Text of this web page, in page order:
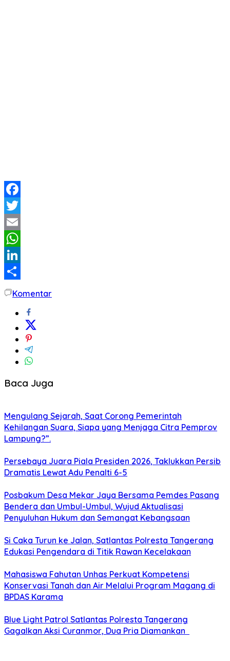
Facebook
Twitter
Email
WhatsApp
LinkedIn
ShareKomentar
Baca Juga
Mengulang Sejarah, Saat Corong Pemerintah
Kehilangan Suara, Siapa yang Menjaga Citra Pemprov
Lampung?”.
Persebaya Juara Piala Presiden 2026, Taklukkan Persib
Dramatis Lewat Adu Penalti 6-5
Posbakum Desa Mekar Jaya Bersama Pemdes Pasang
Bendera dan Umbul-Umbul, Wujud Aktualisasi
Penyuluhan Hukum dan Semangat Kebangsaan
Si Caka Turun ke Jalan, Satlantas Polresta Tangerang
Edukasi Pengendara di Titik Rawan Kecelakaan
Mahasiswa Fahutan Unhas Perkuat Kompetensi
Konservasi Tanah dan Air Melalui Program Magang di
BPDAS Karama
Blue Light Patrol Satlantas Polresta Tangerang
Gagalkan Aksi Curanmor, Dua Pria Diamankan